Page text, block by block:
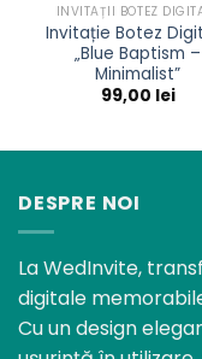
INVITAȚII BOTEZ
Invitație Botez
„Blue Baptism –
Minimalist”
99,00 lei
DESPRE NOI
La WedInvite,
digitale
Cu un design